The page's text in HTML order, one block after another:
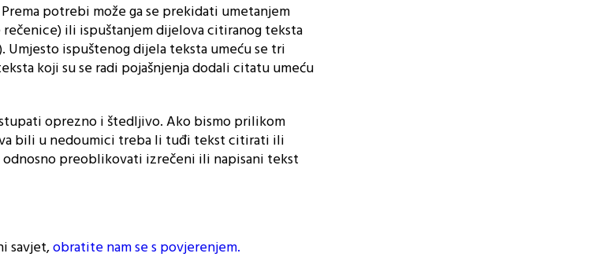
potrebi može ga se prekidati umetanjem
ili ispuštanjem dijelova citiranog teksta
ispuštenog dijela teksta umeću se tri
koji su se radi pojašnjenja dodali citatu umeću
oprezno i štedljivo. Ako bismo prilikom
bili u nedoumici treba li tuđi tekst citirati ili
preoblikovati izrečeni ili napisani tekst
savjet,obratite nam se s povjerenjem.